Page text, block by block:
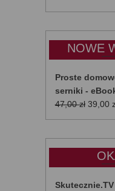
NOWE
Proste
serniki -
47,00zł
cena
39,00